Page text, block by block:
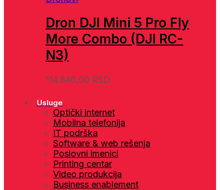
Dron DJI Mini 5 Pro Fly
More Combo (DJI RC-
N3)
114.840,00 RSD
Usluge
Optički internet
Mobilna telefonija
IT podrška
Software & web rešenja
Poslovni imenici
Printing centar
Video produkcija
Business enablement